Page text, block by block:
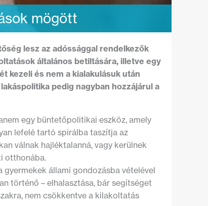
mögött
lesz az adóssággal rendelkezők
általános betiltására, illetve egy
kezeli és nem a kialakulásuk után
pedig nagyban hozzájárul a
egy büntetőpolitikai eszköz, amely
lefelé tartó spirálba taszítja az
válnak hajléktalanná, vagy kerülnek
otthonába.
gyermekek állami gondozásba vételével
történő – elhalasztása, bár segítséget
nem csökkentve a kilakoltatás